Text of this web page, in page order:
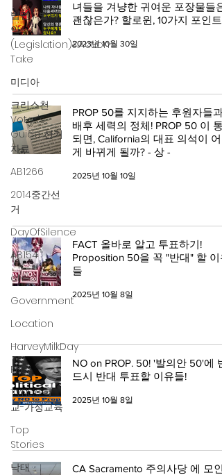
법안 / 발의
안
(Legislation)&Action
Take
미디아
크리스천
Voter's
Guide 선거
자료
AB1266
2014중간선
거
DayOfSilence
AB154
etc
Government
Location
HarveyMilkDay
PRE
TVNEXT학
교-가정교육
Top
Stories
낙태
녀들을 겨냥한 귀여운 포장물들은
괜찮은가? 할로윈, 10가지 포인트 !
2023년 10월 30일
PROP 50를 지지하는 후원자들과
배후 세력의 정체! PROP 50 이 통
되면, California의 대표 의석이 어
게 바뀌게 될까? - 상 -
2025년 10월 10일
FACT 올바로 알고 투표하기!
Proposition 50을 꼭 "반대" 할 이
들
2025년 10월 8일
NO on PROP. 50! '발의안 50'에 반
드시 반대 투표할 이유들!
2025년 10월 8일
CA Sacramento 주의사당 에 모인